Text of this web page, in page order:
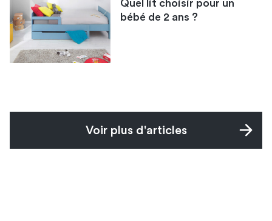
Quel lit choisir pour un
bébé de 2 ans ?
Voir plus d'articles